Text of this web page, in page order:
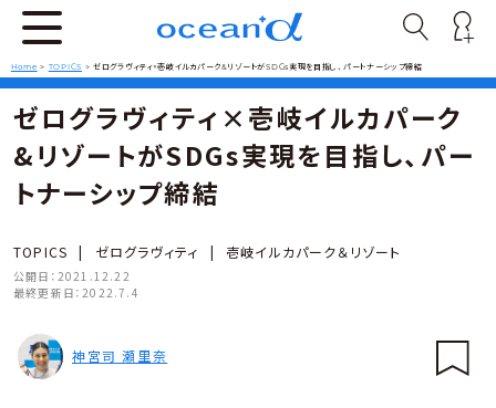
Home > TOPICS >ゼログラヴィティ×壱岐イルカパーク&リゾートがSDGs実現を目指し、パートナーシップ締結
ゼログラヴィティ×壱岐イルカパーク
&リゾートがSDGs実現を目指し、パー
トナーシップ締結
TOPICS | ゼログラヴィティ | 壱岐イルカパーク＆リゾート
公開日： 2021.12.22
最終更新日： 2022.7.4
神宮司 瀬里奈